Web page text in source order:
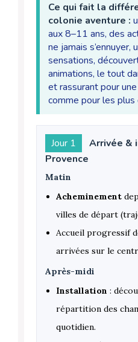
Ce qui fait la
colonie aventure :
aux 8–11 ans, des
ne jamais s’ennuyer,
sensations,
animations, le tout
et rassurant pour une
comme pour les plus
Jour 1
Arrivée &
Provence
Matin
Acheminement
villes de départ
Accueil progressif
arrivées sur le
Après-midi
Installation :
répartition des
quotidien.